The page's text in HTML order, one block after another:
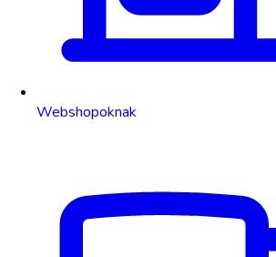
Webshopoknak